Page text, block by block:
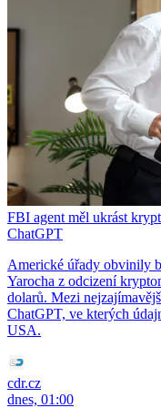
FBI agent měl ukrást
ChatGPT
Americké úřady obvinily
Yarocha z odcizení
dolarů. Mezi
ChatGPT, ve kterých
USA.
cdr.cz
dnes, 01:00